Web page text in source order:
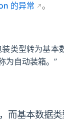
的异常
。
装类型转为基
为自动装箱。”
而基本数据